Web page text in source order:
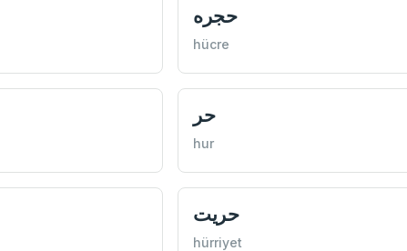
حجره
hücre
حر
hur
حريت
hürriyet